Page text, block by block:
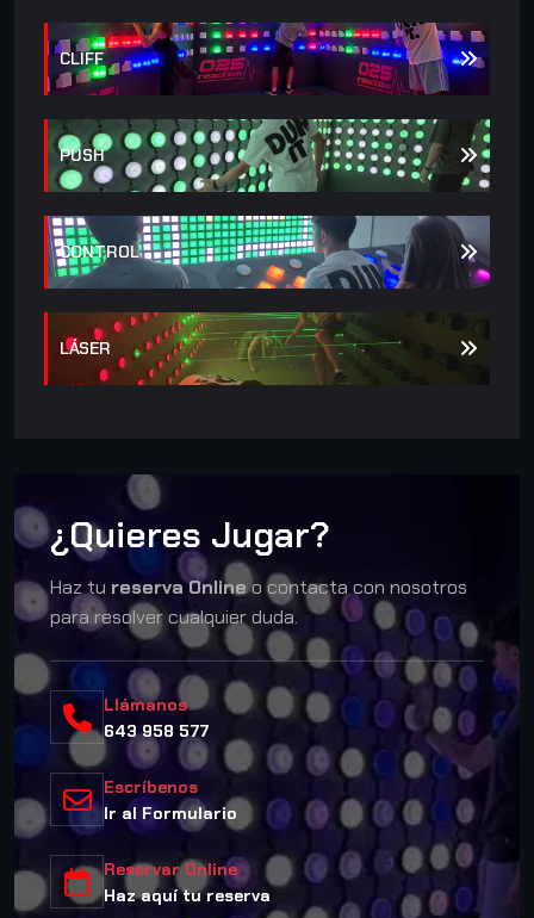
CLIFF
PUSH
CONTROL
LÁSER
¿Quieres Jugar?
Haz tu reserva Onlineo contacta con nosotros
para resolver cualquier duda.
Llámanos
643 958 577
Escríbenos
Ir al Formulario
Reservar Online
Haz aquí tu reserva